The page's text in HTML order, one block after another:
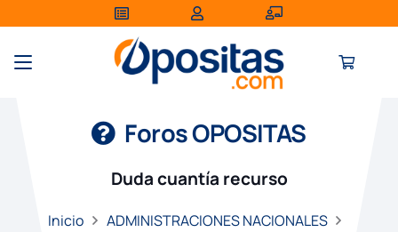
Foros OPOSITAS
Duda cuantía recurso
Inicio
ADMINISTRACIONES NACIONALES